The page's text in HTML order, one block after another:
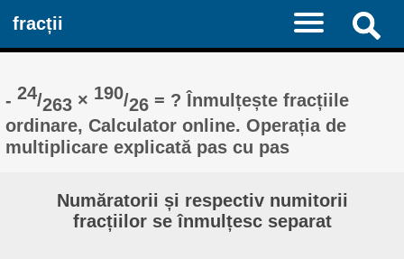
fracții
-24/263 × 190/26 = ? Înmulțește fracțiile
ordinare, Calculator online. Operația de
multiplicare explicată pas cu pas
Număratorii și respectiv numitorii
fracțiilor se înmulțesc separat